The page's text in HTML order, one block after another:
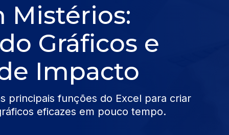
Mistérios:
Gráficos e
Impacto
principais funções do Excel para criar
eficazes em pouco tempo.